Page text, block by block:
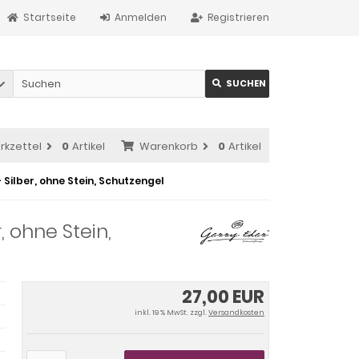
Registrieren
Anmelden
Startseite
SUCHEN
Warenkorb 0 Artikel
0 Artikel
ohne Stein, Schutzengel
ohne Stein,
27,00 EUR
inkl. 19 % MwSt. zzgl.Versandkosten